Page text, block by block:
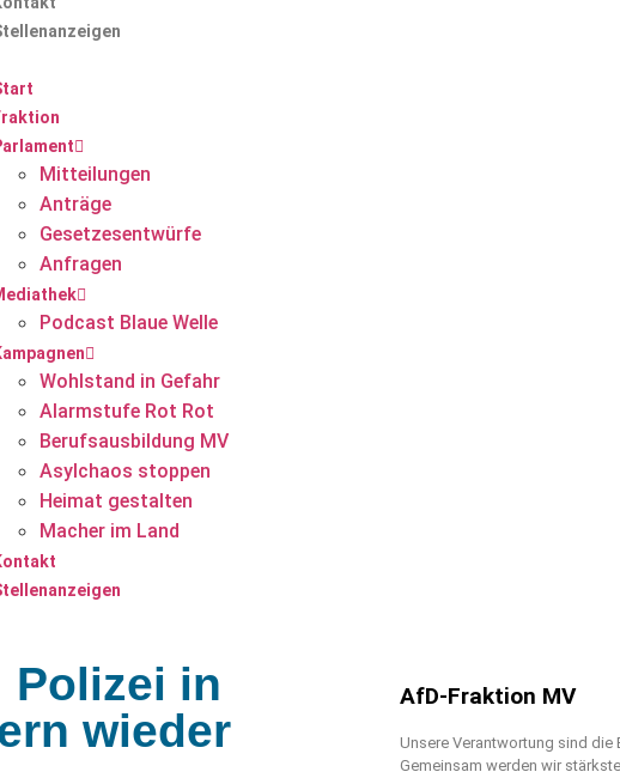
Mitteilungen
Anträge
Gesetzesentwürfe
Anfragen
Podcast Blaue Welle
Wohlstand in Gefahr
Alarmstufe Rot Rot
Berufsausbildung MV
Asylchaos stoppen
Heimat gestalten
Macher im Land
Polizei in
wieder
AfD-Fraktion MV
Unsere Verantwortung sind die
Gemeinsam werden wir